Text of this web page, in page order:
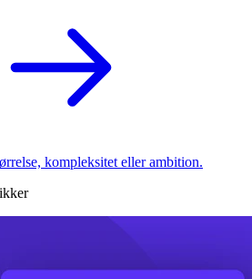
kompleksitet eller ambition.